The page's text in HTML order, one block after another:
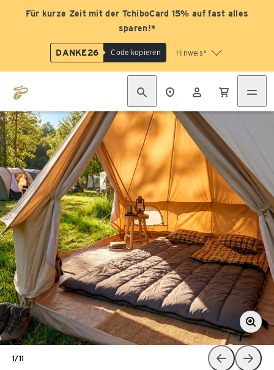
Für kurze Zeit mit der TchiboCard 15% auf fast alles
sparen!*
DANKE26 Code kopieren Hinweis*
1/11